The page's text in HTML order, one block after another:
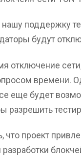
поддержку
будут
отключение
времени.
еще будет
разрешить
что проект